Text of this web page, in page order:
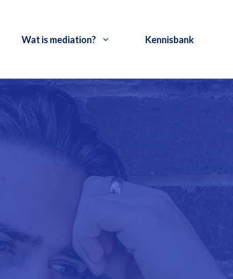
Wat is mediation? Kennisbank